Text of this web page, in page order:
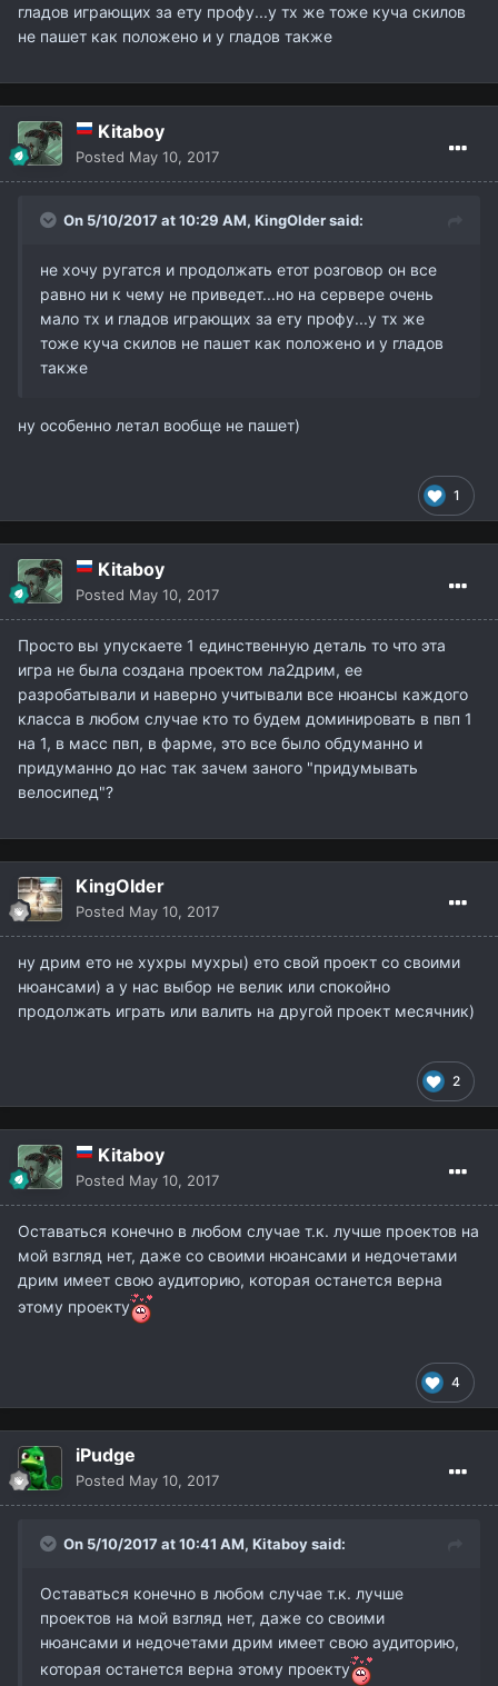
гладов играющих за ету профу...у тх же тоже куча скилов
не пашет как положено и у гладов также
Kitaboy
Posted May 10, 2017
On 5/10/2017 at 10:29 AM, KingOldersaid:
не хочу ругатся и продолжать етот розговор он все
равно ни к чему не приведет...но на сервере очень
мало тх и гладов играющих за ету профу...у тх же
тоже куча скилов не пашет как положено и у гладов
также
ну особенно летал вообще не пашет)
1
Kitaboy
Posted May 10, 2017
Просто вы упускаете 1 единственную деталь то что эта
игра не была создана проектом ла2дрим, ее
разробатывали и наверно учитывали все нюансы каждого
класса в любом случае кто то будем доминировать в пвп 1
на 1, в масс пвп, в фарме, это все было обдуманно и
придуманно до нас так зачем заного "придумывать
велосипед"?
KingOlder
Posted May 10, 2017
ну дрим ето не хухры мухры) ето свой проект со своими
нюансами) а у нас выбор не велик или спокойно
продолжать играть или валить на другой проект месячник)
2
Kitaboy
Posted May 10, 2017
Оставаться конечно в любом случае т.к. лучше проектов на
мой взгляд нет, даже со своими нюансами и недочетами
дрим имеет свою аудиторию, которая останется верна
этому проекту
4
iPudge
Posted May 10, 2017
On 5/10/2017 at 10:41 AM, Kitaboysaid:
Оставаться конечно в любом случае т.к. лучше
проектов на мой взгляд нет, даже со своими
нюансами и недочетами дрим имеет свою аудиторию,
которая останется верна этому проекту